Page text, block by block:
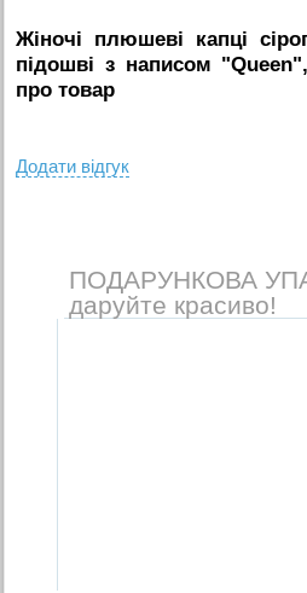
Жіночі плюшеві капці
підошві з написом
про товар
Додати вiдгук
ПОДАРУНКОВА
даруйте красиво!